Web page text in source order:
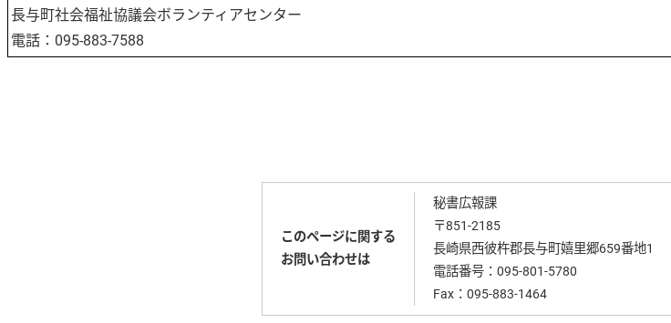
長与町社会福祉協議会ボランティアセンター
電話：095-883-7588
このページに関する
お問い合わせは
秘書広報課
〒851-2185
長崎県西彼杵郡長与町嬉里郷659番地1
電話番号： 095-801-5780
Fax：095-883-1464